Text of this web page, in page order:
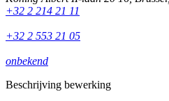
+32 2 214 21 11
+32 2 553 21 05
onbekend
Beschrijving bewerking